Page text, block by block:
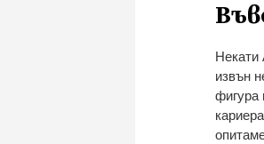
Некати
извън
фигура